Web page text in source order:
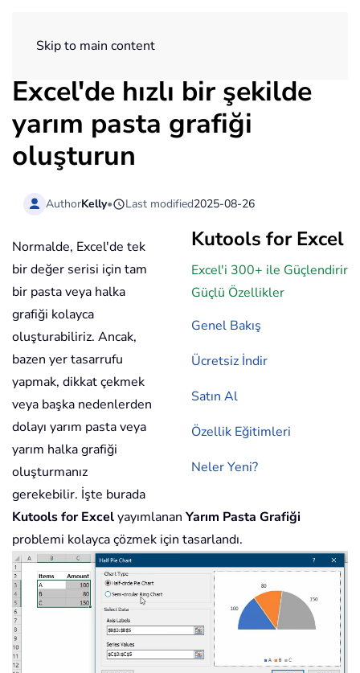
Skip to main content
Excel'de hızlı bir şekilde
yarım pasta grafiği
oluşturun
AuthorKelly• Last modified2025-08-26
Kutools for Excel
Excel'i 300+ ile Güçlendirir
Güçlü Özellikler
Genel Bakış
Ücretsiz İndir
Satın Al
Özellik Eğitimleri
Neler Yeni?
Normalde, Excel'de tek
bir değer serisi için tam
bir pasta veya halka
grafiği kolayca
oluşturabiliriz. Ancak,
bazen yer tasarrufu
yapmak, dikkat çekmek
veya başka nedenlerden
dolayı yarım pasta veya
yarım halka grafiği
oluşturmanız
gerekebilir. İşte burada
Kutools for Excelyayımlanan Yarım Pasta Grafiği
problemi kolayca çözmek için tasarlandı.